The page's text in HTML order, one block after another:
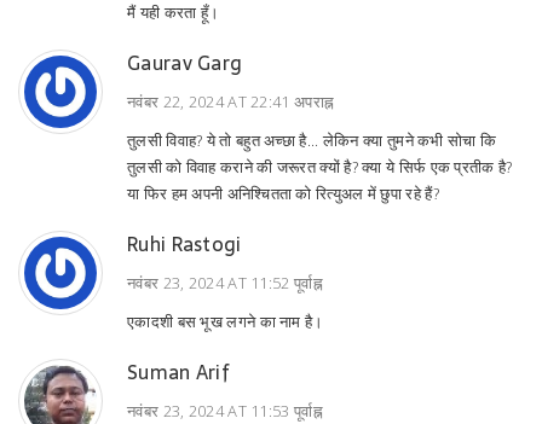
मैं यही करता हूँ।
Gaurav Garg
नवंबर 22, 2024 AT 22:41 अपराह्न
तुलसी विवाह? ये तो बहुत अच्छा है... लेकिन क्या तुमने कभी सोचा कि
तुलसी को विवाह कराने की जरूरत क्यों है? क्या ये सिर्फ एक प्रतीक है?
या फिर हम अपनी अनिश्चितता को रित्युअल में छुपा रहे हैं?
Ruhi Rastogi
नवंबर 23, 2024 AT 11:52 पूर्वाह्न
एकादशी बस भूख लगने का नाम है।
Suman Arif
नवंबर 23, 2024 AT 11:53 पूर्वाह्न